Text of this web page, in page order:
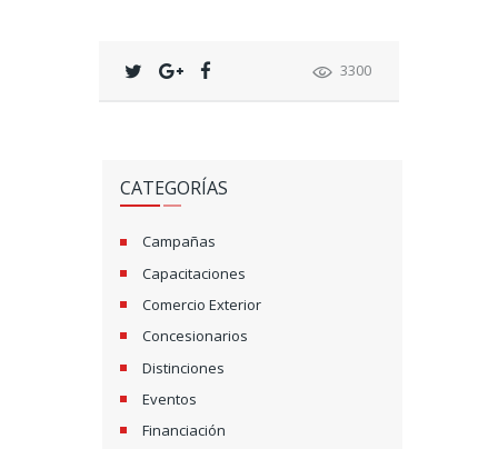
3300
CATEGORÍAS
Campañas
Capacitaciones
Comercio Exterior
Concesionarios
Distinciones
Eventos
Financiación